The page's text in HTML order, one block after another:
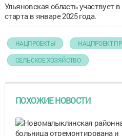
Ульяновская область участвует
старта в январе 2025 года.
НАЦПРОЕКТЫ НАЦПРОЕКТ
СЕЛЬСКОЕ ХОЗЯЙСТВО
ПОХОЖИЕ НОВОСТИ